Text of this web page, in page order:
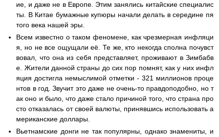
ие, и даже не в Европе. Этим занялись китайские специалис
ты. В Китае бумажные купюры начали делать в середине пя
того века нашей эры.
Всем известно о таком феномене, как чрезмерная инфляци
я, но не все ощущали её. Те же, кто некогда сполна почувст
вовал, что она из себя представляет, проживают в Зимбабв
е. Жители данной страны до сих пор помнят, как у них инфл
яция достигла немыслимой отметки - 321 миллионов проце
нтов в год. Звучит это даже не очень-то правдоподобно, но т
ак оно и было, что даже стало причиной того, что страна про
сто отказалась от своей валюты, принявшись использовать а
мериканские доллары.
Вьетнамские донги не так популярны, однако знамениты, и